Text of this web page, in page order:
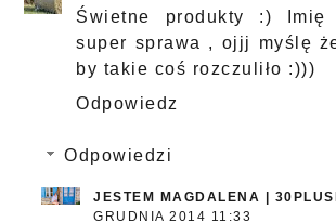
Świetne produkty :) Imię
super sprawa , ojjj myślę
by takie coś rozczuliło :)))
Odpowiedz
Odpowiedzi
JESTEM MAGDALENA |
GRUDNIA 2014 11:33